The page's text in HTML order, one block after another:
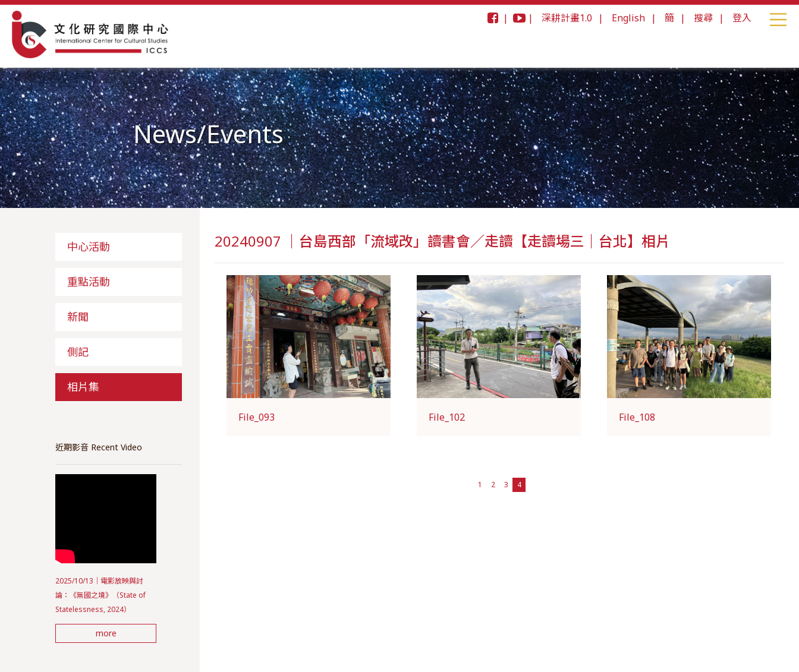
| | 深耕計畫1.0 | English | 簡 | 搜尋 | 登入
News/Events
中心活動
重點活動
新聞
側記
相片集
近期影音 Recent Video
2025/10/13｜電影放映與討
論：《無國之境》（State of
Statelessness, 2024）
more
20240907 ｜台島西部「流域改」讀書會／走讀【走讀場三｜台北】相片
File_093 File_102 File_108
1 2 3 4